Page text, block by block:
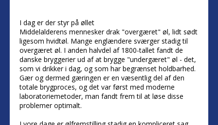
I dag er der styr på øllet
Middelalderens mennesker drak "overgæret" øl, lidt sødt
ligesom hvidtøl. Mange englændere sværger stadig til
overgæret øl. I anden halvdel af 1800-tallet fandt de
danske bryggerier ud af at brygge "undergæret" øl - det,
som vi drikker i dag, og som har begrænset holdbarhed.
Gær og dermed gæringen er en væsentlig del af den
totale brygproces, og det var først med moderne
laboratoriemetoder, man fandt frem til at løse disse
problemer optimalt.